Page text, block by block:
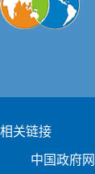
相关链接
中国政府网